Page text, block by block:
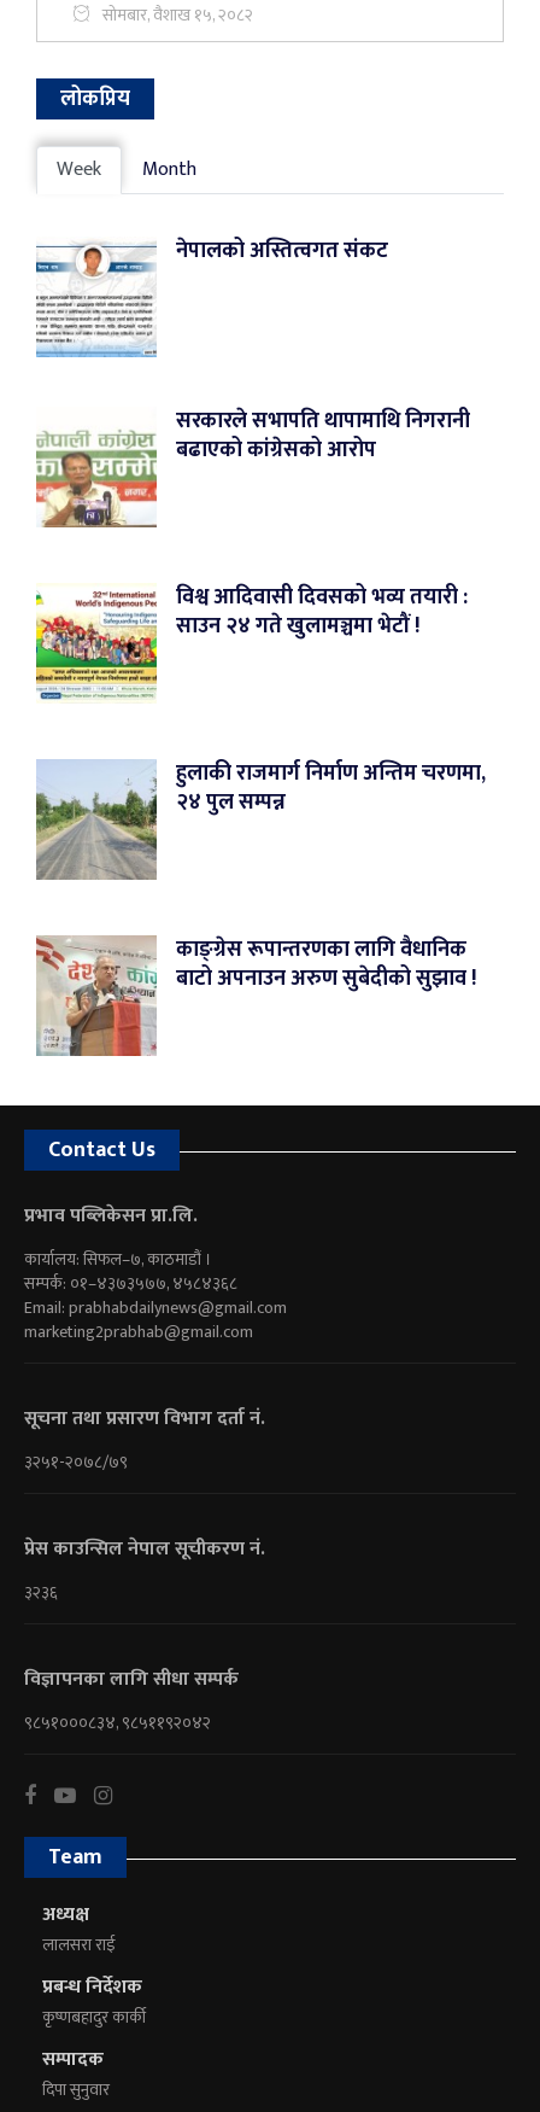
सोमबार, वैशाख १५, २०८२
लोकप्रिय
Week Month
नेपालको अस्तित्वगत संकट
सरकारले सभापति थापामाथि निगरानी
बढाएको कांग्रेसको आरोप
विश्व आदिवासी दिवसको भव्य तयारी :
साउन २४ गते खुलामञ्चमा भेटौं !
हुलाकी राजमार्ग निर्माण अन्तिम चरणमा,
२४ पुल सम्पन्न
काङ्ग्रेस रूपान्तरणका लागि वैधानिक
बाटो अपनाउन अरुण सुबेदीको सुझाव !
Contact Us
प्रभाव पब्लिकेसन प्रा.लि.
कार्यालय: सिफल–७, काठमाडौं ।
सम्पर्क: ०१–४३७३५७७, ४५८४३६८
Email:prabhabdailynews@gmail.com
marketing2prabhab@gmail.com
सूचना तथा प्रसारण विभाग दर्ता नं.
३२५१-२०७८/७९
प्रेस काउन्सिल नेपाल सूचीकरण नं.
३२३६
विज्ञापनका लागि सीधा सम्पर्क
९८५१०००८३४, ९८५११९२०४२
Team
अध्यक्ष
लालसरा राई
प्रबन्ध निर्देशक
कृष्णबहादुर कार्की
सम्पादक
दिपा सुनुवार